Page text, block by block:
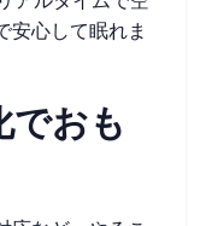
安心して眠れま
でおも